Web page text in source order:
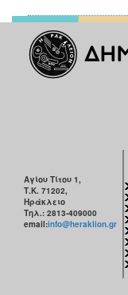
Αγίου Τίτου 1,
Τ.Κ. 71202,
Ηράκλειο
Τηλ.: 2813-409000
email:info@heraklion.gr